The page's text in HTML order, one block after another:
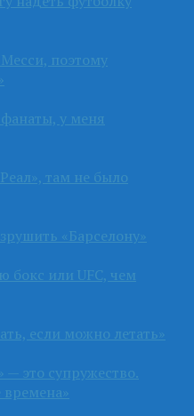
поэтому
у меня
там не было
«Барселону»
бокс или UFC, чем
если можно летать»
это супружество.